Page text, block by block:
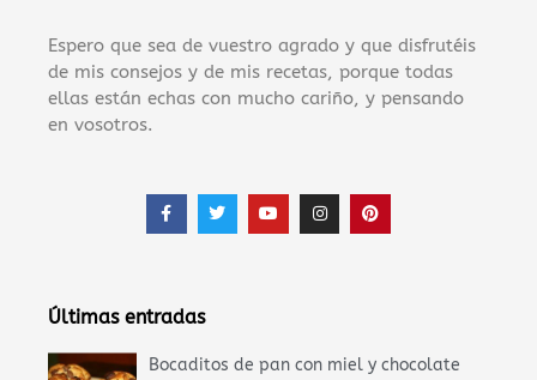
Espero que sea de vuestro agrado y que disfrutéis
de mis consejos y de mis recetas, porque todas
ellas están echas con mucho cariño, y pensando
en vosotros.
F
a
c
k
T
w
i
Y
o
u
I
n
s
P
i
n
Últimas entradas
Bocaditos de pan con miel y chocolate